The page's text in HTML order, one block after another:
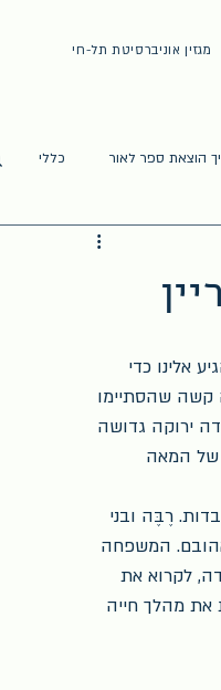
מגזין אוניברסיטת תל-חי
הוצאת ספר לאור כללי
אלינו כדי
קשה שהסתיימו
ירוקה גדושה
של המאה
רֶבֶּה ובני
המשפחה
לקרוא את
את מהלך חייה